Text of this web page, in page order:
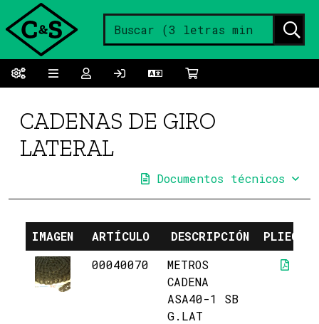
CADENAS DE GIRO
LATERAL
Documentos técnicos
IMAGEN ARTÍCULO DESCRIPCIÓN PLIEGO
00040070
METROS
CADENA
ASA40-1 SB
G.LAT